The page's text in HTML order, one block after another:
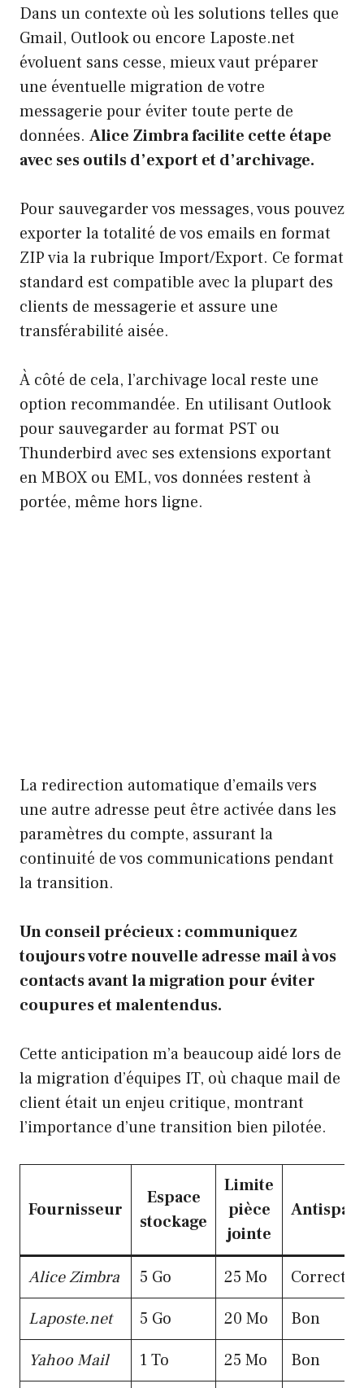
Dans un contexte où les solutions telles que
Gmail, Outlook ou encore Laposte.net
évoluent sans cesse, mieux vaut préparer
une éventuelle migration de votre
messagerie pour éviter toute perte de
données. Alice Zimbra facilite cette étape
avec ses outils d’export et d’archivage.
Pour sauvegarder vos messages, vous pouvez
exporter la totalité de vos emails en format
ZIP via la rubrique Import/Export. Ce format
standard est compatible avec la plupart des
clients de messagerie et assure une
transférabilité aisée.
À côté de cela, l’archivage local reste une
option recommandée. En utilisant Outlook
pour sauvegarder au format PST ou
Thunderbird avec ses extensions exportant
en MBOX ou EML, vos données restent à
portée, même hors ligne.
La redirection automatique d’emails vers
une autre adresse peut être activée dans les
paramètres du compte, assurant la
continuité de vos communications pendant
la transition.
Un conseil précieux : communiquez
toujours votre nouvelle adresse mail à vos
contacts avant la migration pour éviter
coupures et malentendus.
Cette anticipation m’a beaucoup aidé lors de
la migration d’équipes IT, où chaque mail de
client était un enjeu critique, montrant
l’importance d’une transition bien pilotée.
Fournisseur
Espace
stockage
Limite
pièce
jointe
Antispam
Alice Zimbra 5 Go 25 Mo
Correct
Laposte.net
5 Go 20 Mo
Bon
Yahoo Mail
1 To 25 Mo Bon